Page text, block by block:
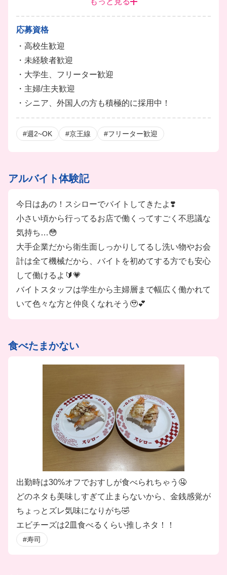
・ベネフィット利用制度あり
・大学生対象の給付型奨学金制度あり
※各種規定あり
応募資格
・高校生歓迎
・未経験者歓迎
・大学生、フリーター歓迎
・主婦/主夫歓迎
・シニア、外国人の方も積極的に採用中！
#週2~OK #京王線 #フリーター歓迎
アルバイト体験記
今日はあの！スシローでバイトしてきたよ❣️
小さい頃から行ってるお店で働くってすごく不思議な
気持ち…😳
大手企業だから衛生面しっかりしてるし洗い物やお会
計は全て機械だから、バイトを初めてする方でも安心
して働けるよ🔰💗
バイトスタッフは学生から主婦層まで幅広く働かれて
いて色々な方と仲良くなれそう🥹💕
食べたまかない
出勤時は30%オフでおすしが食べられちゃう🤤
どのネタも美味しすぎて止まらないから、金銭感覚が
ちょっとズレ気味になりがち🤣
エビチーズは2皿食べるくらい推しネタ！！
#寿司